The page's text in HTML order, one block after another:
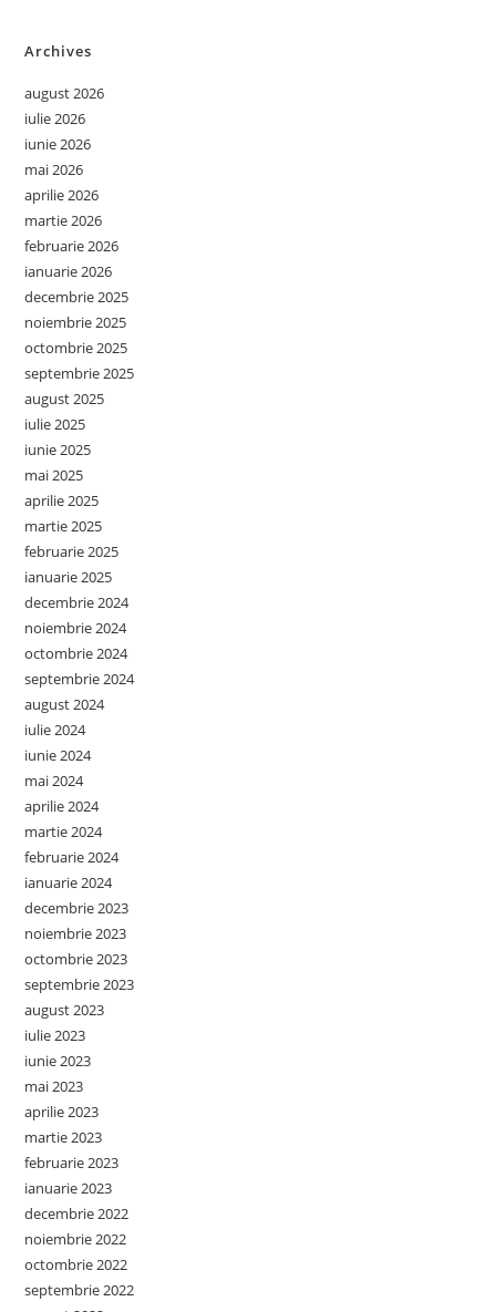
Archives
august 2026
iulie 2026
iunie 2026
mai 2026
aprilie 2026
martie 2026
februarie 2026
ianuarie 2026
decembrie 2025
noiembrie 2025
octombrie 2025
septembrie 2025
august 2025
iulie 2025
iunie 2025
mai 2025
aprilie 2025
martie 2025
februarie 2025
ianuarie 2025
decembrie 2024
noiembrie 2024
octombrie 2024
septembrie 2024
august 2024
iulie 2024
iunie 2024
mai 2024
aprilie 2024
martie 2024
februarie 2024
ianuarie 2024
decembrie 2023
noiembrie 2023
octombrie 2023
septembrie 2023
august 2023
iulie 2023
iunie 2023
mai 2023
aprilie 2023
martie 2023
februarie 2023
ianuarie 2023
decembrie 2022
noiembrie 2022
octombrie 2022
septembrie 2022